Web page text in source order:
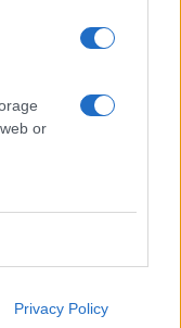
or
Privacy Policy
i Luleå
Gäng.